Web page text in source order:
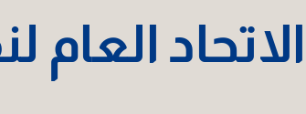
الاتحاد العام